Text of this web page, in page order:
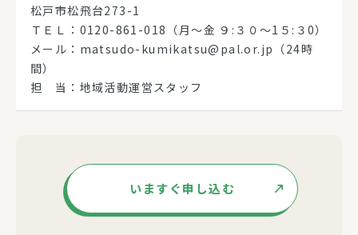
松戸市松飛台273-1
ＴＥＬ：0120-861-018（月～金 ９:３０～1５:３0）
メール：matsudo-kumikatsu@pal.or.jp（24時
間）
担 当：地域活動運営スタッフ
いますぐ申し込む